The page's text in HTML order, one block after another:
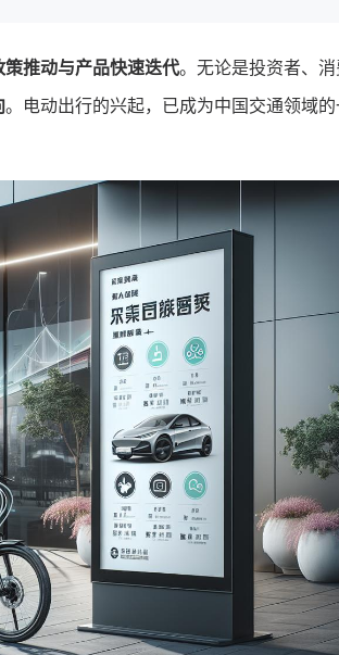
策推动与产品快速迭代。无论是投资者、消
。电动出行的兴起，已成为中国交通领域